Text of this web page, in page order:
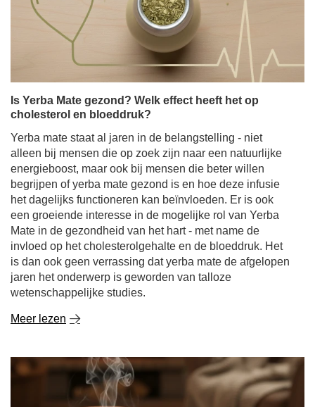
Is Yerba Mate gezond? Welk effect heeft het op
cholesterol en bloeddruk?
Yerba mate staat al jaren in de belangstelling - niet
alleen bij mensen die op zoek zijn naar een natuurlijke
energieboost, maar ook bij mensen die beter willen
begrijpen of yerba mate gezond is en hoe deze infusie
het dagelijks functioneren kan beïnvloeden. Er is ook
een groeiende interesse in de mogelijke rol van Yerba
Mate in de gezondheid van het hart - met name de
invloed op het cholesterolgehalte en de bloeddruk. Het
is dan ook geen verrassing dat yerba mate de afgelopen
jaren het onderwerp is geworden van talloze
wetenschappelijke studies.
Meer lezen